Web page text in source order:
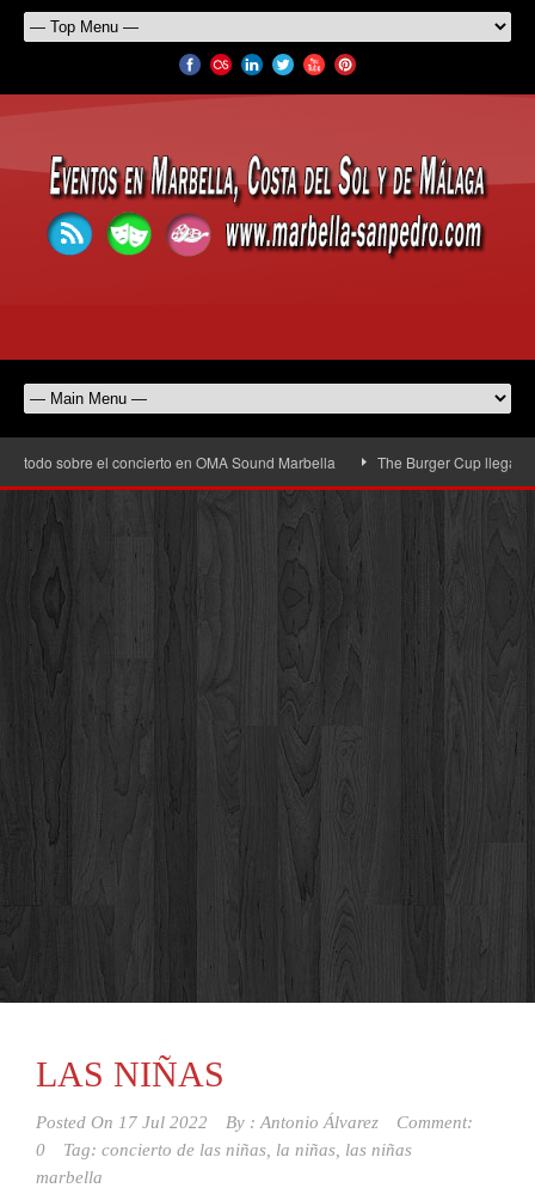
sobre el concierto en OMA Sound Marbella The Burger Cup llega a
LAS NIÑAS
Posted On 17 Jul 2022 By : Antonio Álvarez
Comment:
0
Tag: concierto de las niñas la niñas las niñas
marbella